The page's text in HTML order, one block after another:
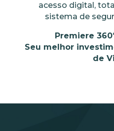
acesso digital,
sistema de
Premiere
Seu melhor
de